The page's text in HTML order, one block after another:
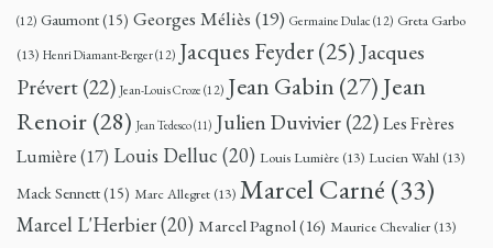
(12) Gaumont(15) Georges Méliès (19) Germaine Dulac (12) Greta Garbo
(13) Henri Diamant-Berger(12) Jacques Feyder(25) Jacques
Prévert(22) Jean-Louis Croze (12) Jean Gabin (27) Jean
Renoir (28) Jean Tedesco(11) Julien Duvivier(22)Les Frères
Lumière(17) Louis Delluc (20) Louis Lumière (13) Lucien Wahl (13)
Mack Sennett(15) Marc Allegret (13) Marcel Carné (33)
Marcel L'Herbier(20) Marcel Pagnol(16) Maurice Chevalier (13)